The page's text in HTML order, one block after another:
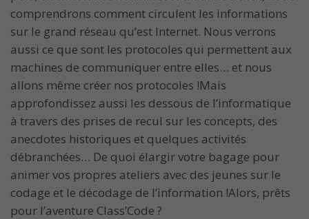
comprendrons comment circulent les informations
sur le grand réseau qu’est Internet. Nous verrons
aussi ce que sont les protocoles qui permettent aux
machines de communiquer entre elles… et nous
allons même créer nos protocoles !Mais
approfondissez aussi les dessous de l’informatique
à travers des prises de recul sur les concepts, des
anecdotes historiques et quelques activités
débranchées… De quoi élargir votre bagage pour
animer vos propres ateliers avec des jeunes sur le
codage et le décodage de l’information !Alors, prêts
pour l’aventure Class’Code ?